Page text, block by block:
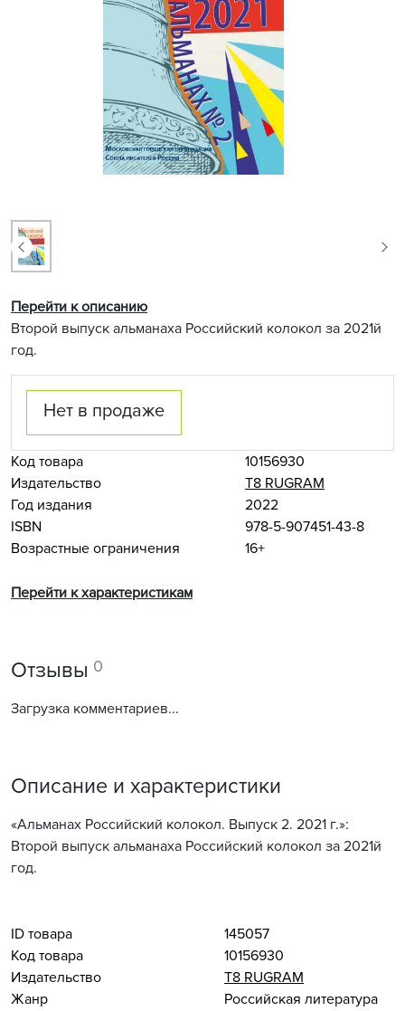
Второй выпуск альманаха Российский колокол за 2021й
год.
Перейти к описанию
Нет в продаже
Код товара
10156930
Издательство
Т8 RUGRAM
Год издания
2022
ISBN
978-5-907451-43-8
Возрастные ограничения
16+
Перейти к характеристикам
Отзывы 0
Загрузка комментариев...
Описание и характеристики
«Альманах Российский колокол. Выпуск 2. 2021 г.»:
Второй выпуск альманаха Российский колокол за 2021й
год.
ID товара
145057
Код товара
10156930
Издательство
Т8 RUGRAM
Жанр
Российская литература